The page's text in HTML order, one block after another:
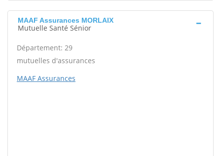
MAAF Assurances MORLAIX
Mutuelle Santé Sénior
Département: 29
mutuelles d'assurances
MAAF Assurances